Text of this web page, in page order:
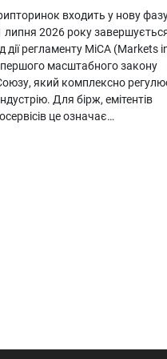
входить у нову
липня 2026 року
дії регламенту MiCA (Markets
масштабного закону
який комплексно
Для бірж, емітентів
це означає…